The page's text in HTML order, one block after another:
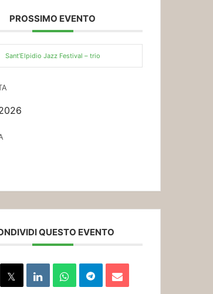
PROSSIMO EVENTO
Sant’Elpidio Jazz Festival – trio
QUESTO EVENTO